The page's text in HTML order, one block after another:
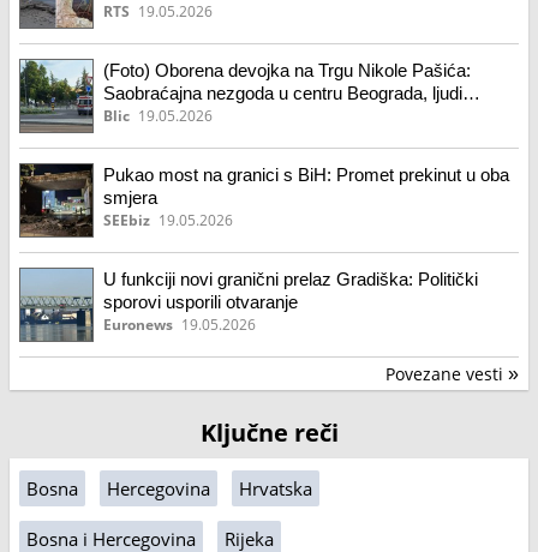
novog mosta
RTS 19.05.2026
(Foto) Oborena devojka na Trgu Nikole Pašića:
Saobraćajna nezgoda u centru Beograda, ljudi
odmah pritrčali da joj pomognu
Blic 19.05.2026
Pukao most na granici s BiH: Promet prekinut u oba
smjera
SEEbiz 19.05.2026
U funkciji novi granični prelaz Gradiška: Politički
sporovi usporili otvaranje
Euronews 19.05.2026
Povezane vesti »
Ključne reči
Bosna Hercegovina Hrvatska
Bosna i Hercegovina Rijeka